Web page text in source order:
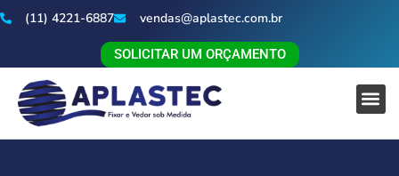
(11) 4221-6887 vendas@aplastec.com.br
SOLICITAR UM ORÇAMENTO